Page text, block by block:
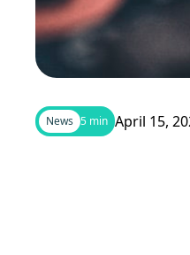
News 5 min April 15,